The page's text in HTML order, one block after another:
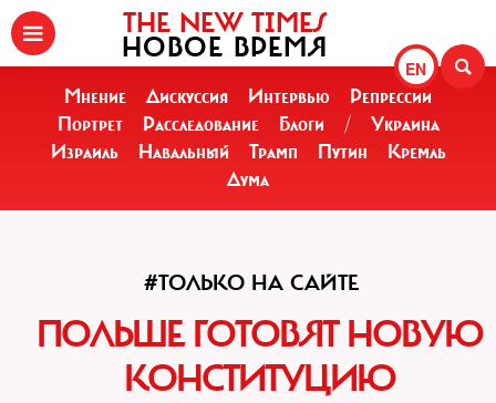
EN
THE NEW TIMES
НОВОЕ ВРЕМЯ
Мнение Дискуссия Интервью
Репрессии
Портрет
Расследование Блоги /
Украина
Израиль
Навальный Трамп Путин
Кремль
Дума
#ТОЛЬКО НА САЙТЕ
ПОЛЬШЕ ГОТОВЯТ НОВУЮ
КОНСТИТУЦИЮ